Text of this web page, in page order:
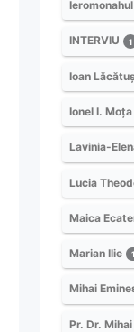
INTERVIU 1
Ioan
Ionel I. Moța
Lavinia-
Lucia
Maica
Marian Ilie 1
Mihai
Pr. Dr.